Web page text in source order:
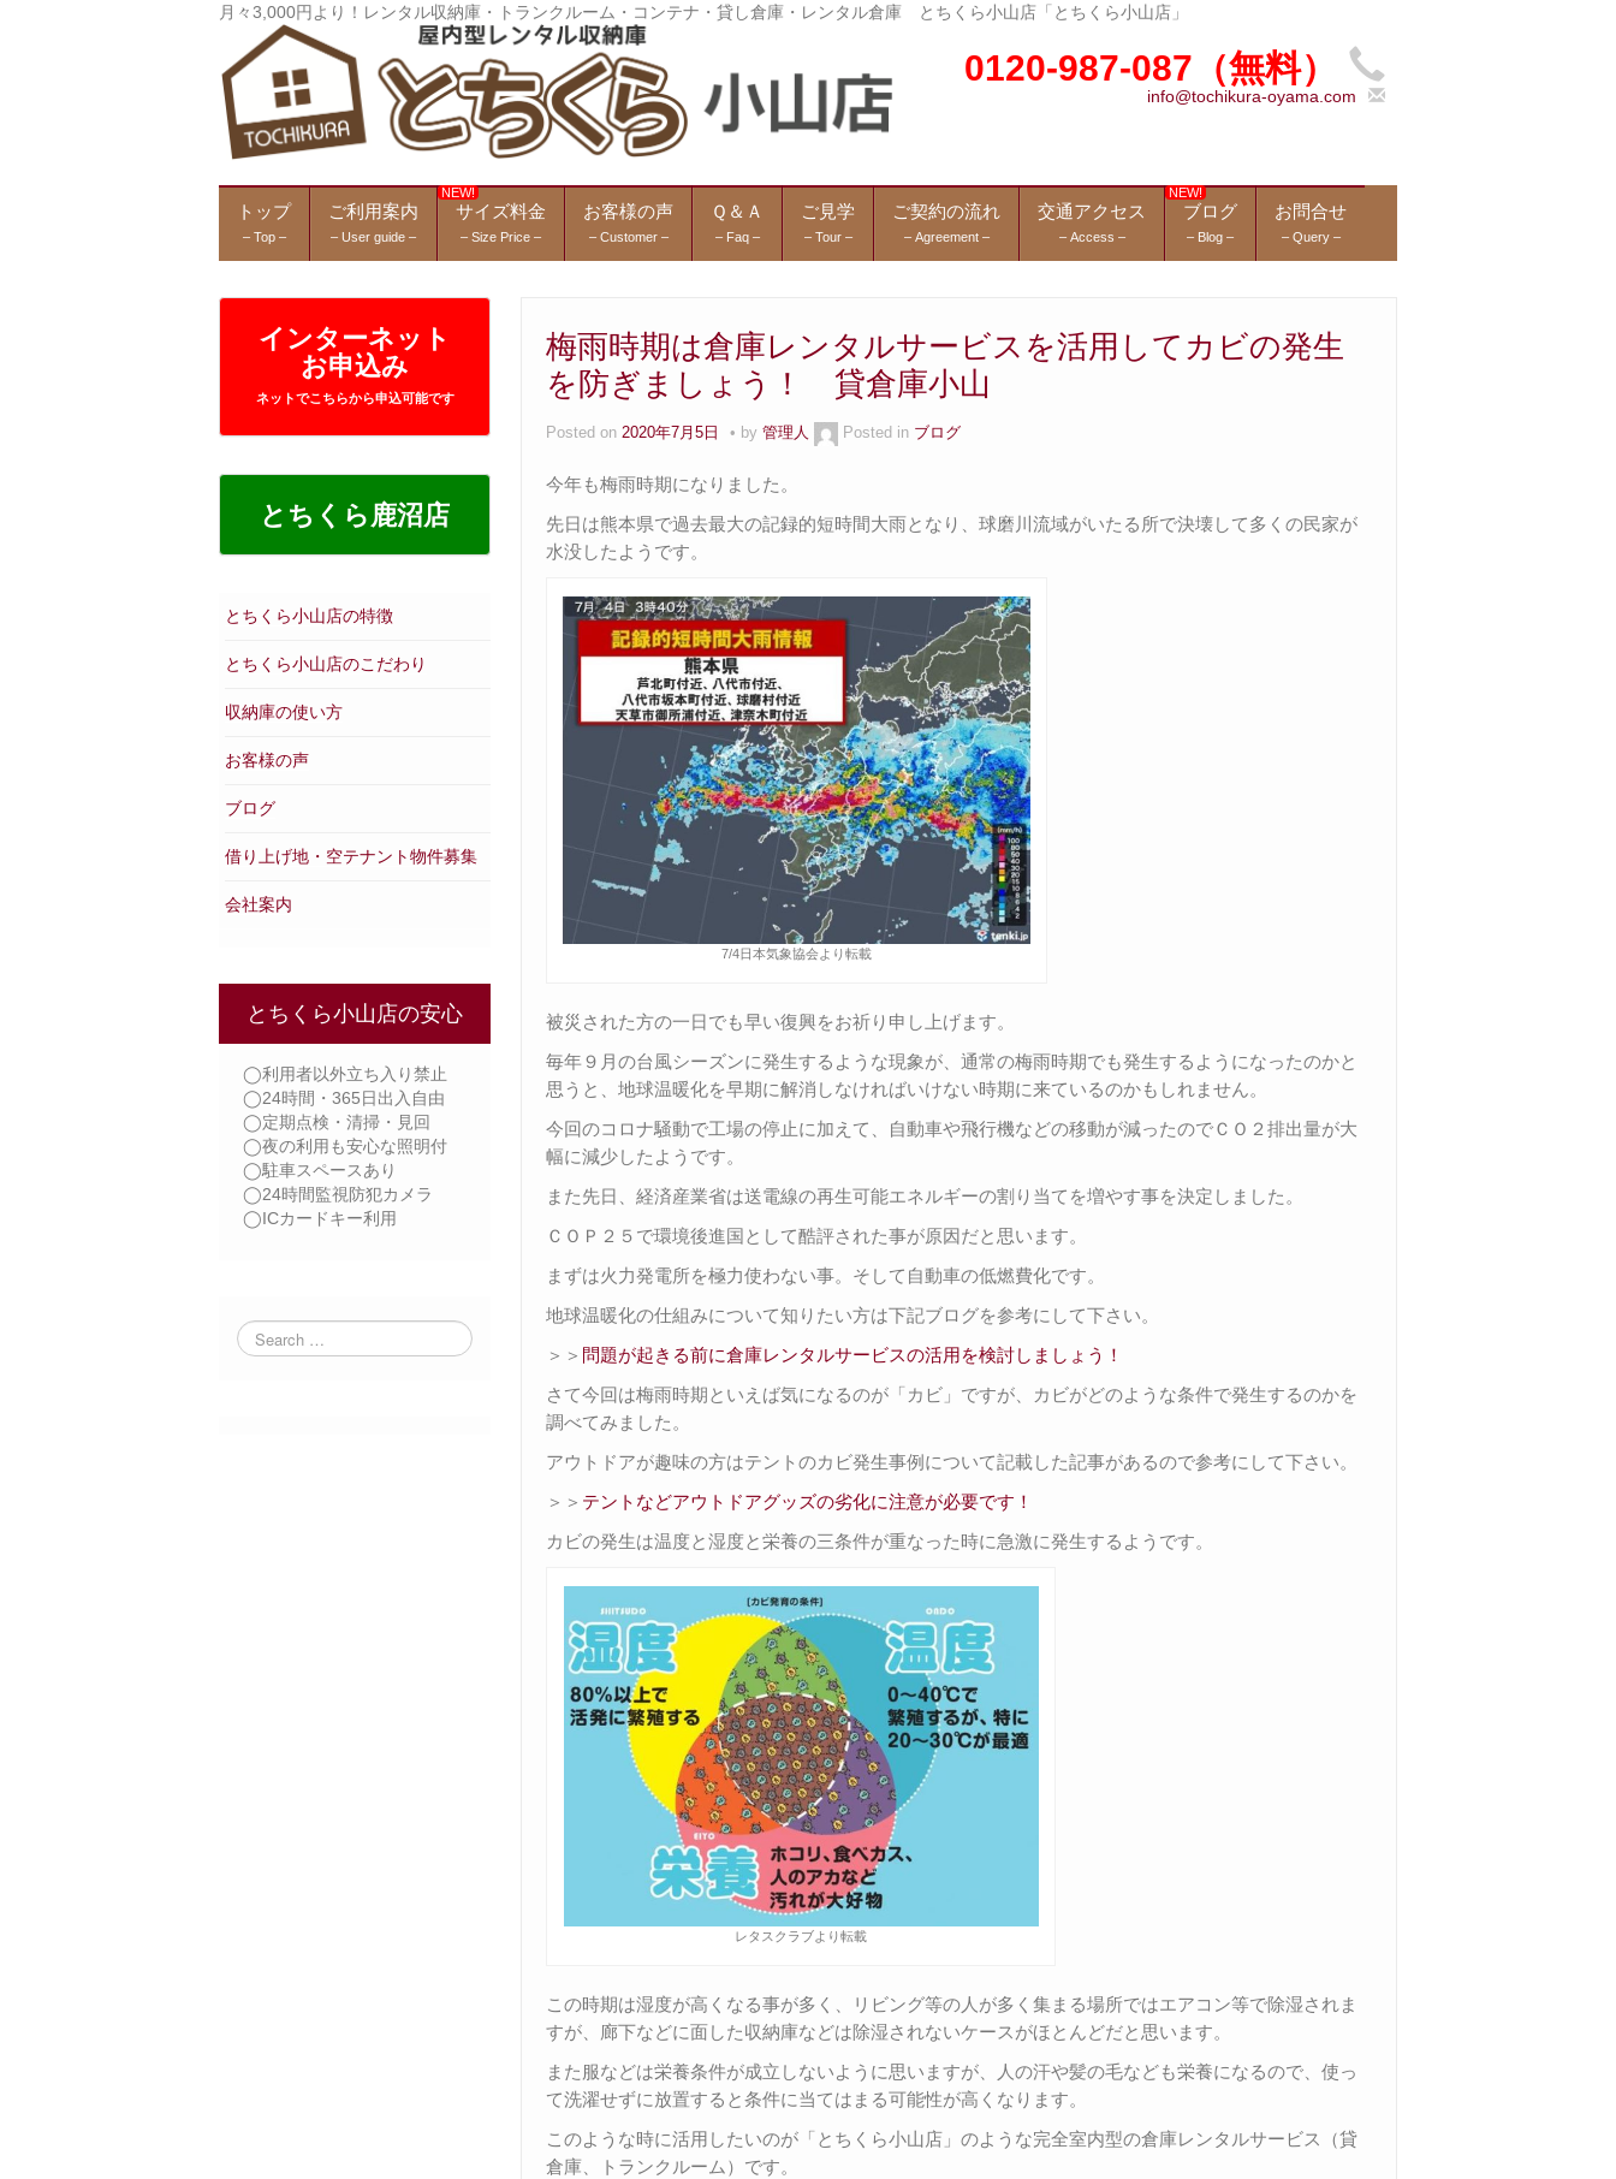
月々3,000円より！レンタル収納庫・トランクルーム・コンテナ・貸し倉庫・レンタル倉庫 とちくら小山店「とちくら小山店」
0120-987-087（無料）
info@tochikura-oyama.com
トップ
– Top –
ご利用案内
– User guide –
サイズ料金
– Size Price –
お客様の声
– Customer –
Ｑ＆Ａ
– Faq –
ご見学
– Tour –
ご契約の流れ
– Agreement –
交通アクセス
– Access –
ブログ
– Blog –
お問合せ
– Query –
インターネット
お申込み
ネットでこちらから申込可能です
とちくら鹿沼店
とちくら小山店の特徴
とちくら小山店のこだわり
収納庫の使い方
お客様の声
ブログ
借り上げ地・空テナント物件募集
会社案内
とちくら小山店の安心
◯利用者以外立ち入り禁止
◯24時間・365日出入自由
◯定期点検・清掃・見回
◯夜の利用も安心な照明付
◯駐車スペースあり
◯24時間監視防犯カメラ
◯ICカードキー利用
梅雨時期は倉庫レンタルサービスを活用してカビの発生
を防ぎましょう！ 貸倉庫小山
Posted on2020年7月5日 by管理人 Posted in ブログ
今年も梅雨時期になりました。
先日は熊本県で過去最大の記録的短時間大雨となり、球磨川流域がいたる所で決壊して多くの民家が
水没したようです。
7/4日本気象協会より転載
被災された方の一日でも早い復興をお祈り申し上げます。
毎年９月の台風シーズンに発生するような現象が、通常の梅雨時期でも発生するようになったのかと
思うと、地球温暖化を早期に解消しなければいけない時期に来ているのかもしれません。
今回のコロナ騒動で工場の停止に加えて、自動車や飛行機などの移動が減ったのでＣＯ２排出量が大
幅に減少したようです。
また先日、経済産業省は送電線の再生可能エネルギーの割り当てを増やす事を決定しました。
ＣＯＰ２５で環境後進国として酷評された事が原因だと思います。
まずは火力発電所を極力使わない事。そして自動車の低燃費化です。
地球温暖化の仕組みについて知りたい方は下記ブログを参考にして下さい。
＞＞ 問題が起きる前に倉庫レンタルサービスの活用を検討しましょう！
さて今回は梅雨時期といえば気になるのが「カビ」ですが、カビがどのような条件で発生するのかを
調べてみました。
アウトドアが趣味の方はテントのカビ発生事例について記載した記事があるので参考にして下さい。
＞＞ テントなどアウトドアグッズの劣化に注意が必要です！
カビの発生は温度と湿度と栄養の三条件が重なった時に急激に発生するようです。
レタスクラブより転載
この時期は湿度が高くなる事が多く、リビング等の人が多く集まる場所ではエアコン等で除湿されま
すが、廊下などに面した収納庫などは除湿されないケースがほとんどだと思います。
また服などは栄養条件が成立しないように思いますが、人の汗や髪の毛なども栄養になるので、使っ
て洗濯せずに放置すると条件に当てはまる可能性が高くなります。
このような時に活用したいのが「とちくら小山店」のような完全室内型の倉庫レンタルサービス（貸
倉庫、トランクルーム）です。